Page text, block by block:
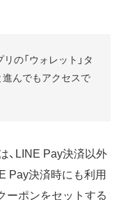
の「ウォレット」タ
進んでもアクセスで
、LINE Pay決済以外
Pay決済時にも利用
ーポンをセットする